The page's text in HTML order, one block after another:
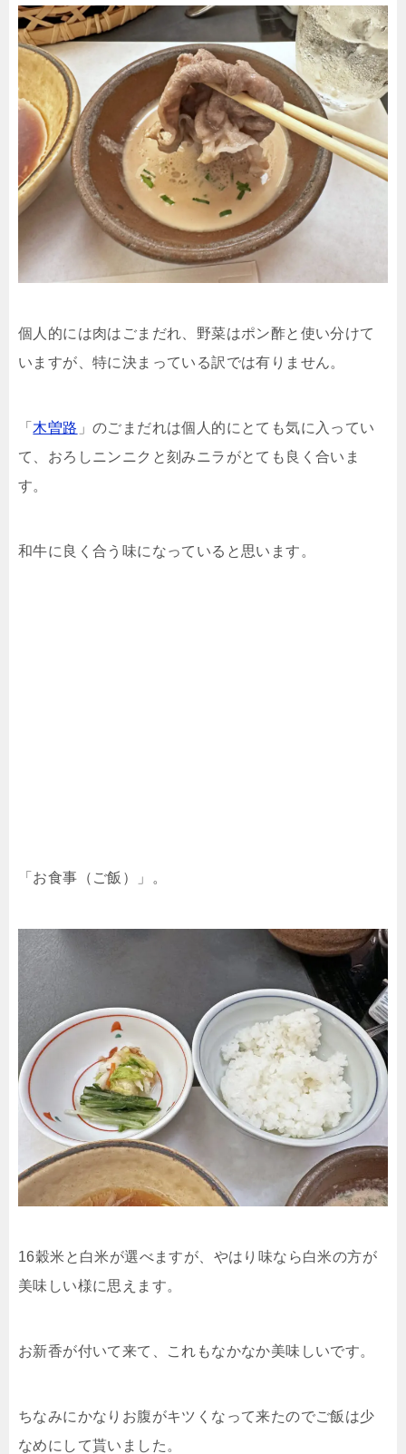
個人的には肉はごまだれ、野菜はポン酢と使い分けて
いますが、特に決まっている訳では有りません。
「 木曽路 」のごまだれは個人的にとても気に入ってい
て、おろしニンニクと刻みニラがとても良く合いま
す。
和牛に良く合う味になっていると思います。
「お食事（ご飯）」。
16穀米と白米が選べますが、やはり味なら白米の方が
美味しい様に思えます。
お新香が付いて来て、これもなかなか美味しいです。
ちなみにかなりお腹がキツくなって来たのでご飯は少
なめにして貰いました。